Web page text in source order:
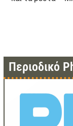
Περιοδικό